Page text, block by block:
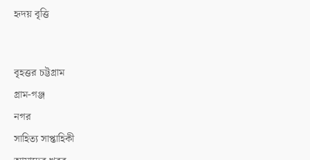
হৃদয় বৃত্তি
বৃহত্তর চট্টগ্রাম
গ্রাম-গঞ্জ
নগর
সাহিত্য সাপ্তাহিকী